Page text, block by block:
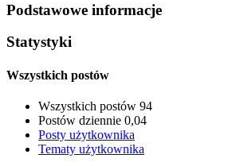
Podstawowe informacje
Statystyki
Wszystkich postów
Wszystkich postów 94
Postów dziennie 0,04
Posty użytkownika
Tematy użytkownika